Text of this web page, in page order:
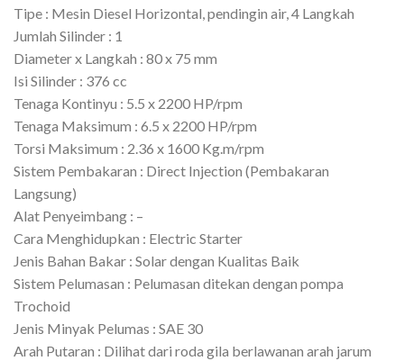
Tipe : Mesin Diesel Horizontal, pendingin air, 4 Langkah
Jumlah Silinder : 1
Diameter x Langkah : 80 x 75 mm
Isi Silinder : 376 cc
Tenaga Kontinyu : 5.5 x 2200 HP/rpm
Tenaga Maksimum : 6.5 x 2200 HP/rpm
Torsi Maksimum : 2.36 x 1600 Kg.m/rpm
Sistem Pembakaran : Direct Injection (Pembakaran
Langsung)
Alat Penyeimbang : –
Cara Menghidupkan : Electric Starter
Jenis Bahan Bakar : Solar dengan Kualitas Baik
Sistem Pelumasan : Pelumasan ditekan dengan pompa
Trochoid
Jenis Minyak Pelumas : SAE 30
Arah Putaran : Dilihat dari roda gila berlawanan arah jarum